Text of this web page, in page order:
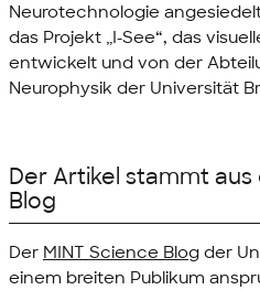
Neurotechnologie
das Projekt „I-See“, das
entwickelt und von der
Neurophysik der Universität
Der Artikel stammt aus
Blog
Der MINT Science Blog der
einem breiten Publikum